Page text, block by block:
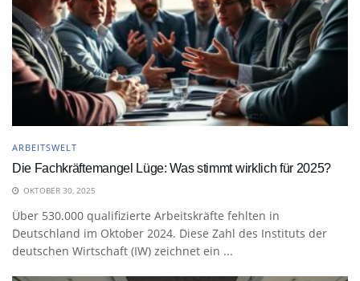
ARBEITSWELT
Die Fachkräftemangel Lüge: Was stimmt wirklich für 2025?
OKTOBER 30, 2025
Über 530.000 qualifizierte Arbeitskräfte fehlten in
Deutschland im Oktober 2024. Diese Zahl des Instituts der
deutschen Wirtschaft (IW) zeichnet ein ...